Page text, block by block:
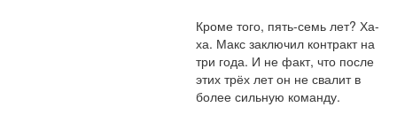
Кроме того, пять-семь лет? Ха-
ха. Макс заключил контракт на
три года. И не факт, что после
этих трёх лет он не свалит в
более сильную команду.